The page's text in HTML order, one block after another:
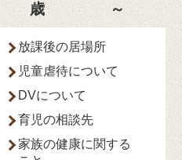
歳
～
放課後の居場所
児童虐待について
DVについて
育児の相談先
家族の健康に関する